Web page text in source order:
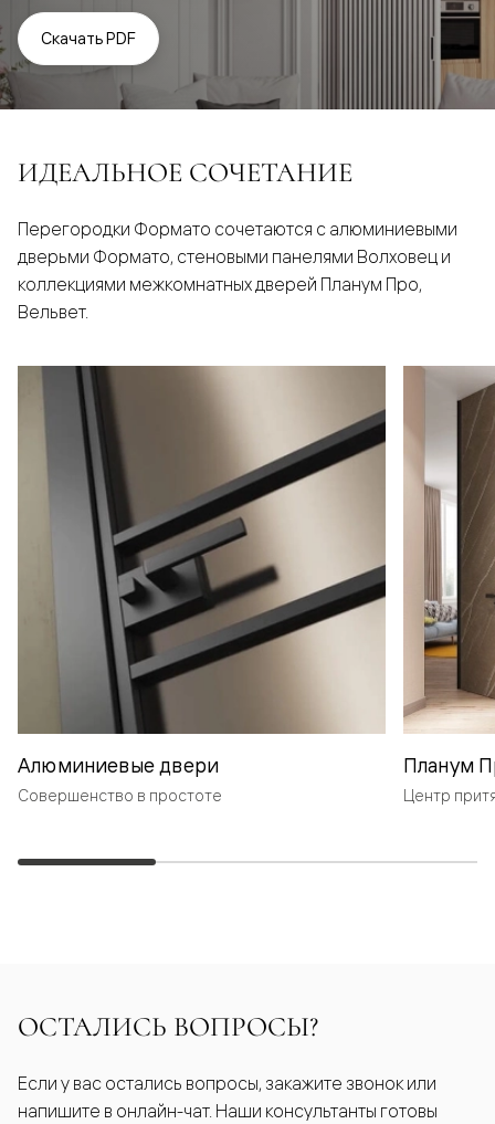
Скачать PDF
ИДЕАЛЬНОЕ СОЧЕТАНИЕ
Перегородки Формато сочетаются с алюминиевыми
дверьми Формато, стеновыми панелями Волховец и
коллекциями межкомнатных дверей Планум Про,
Вельвет.
Алюминиевые двери
Совершенство в простоте
Планум
Центр
ОСТАЛИСЬ ВОПРОСЫ?
Если у вас остались вопросы, закажите звонок или
напишите в онлайн-чат. Наши консультанты готовы